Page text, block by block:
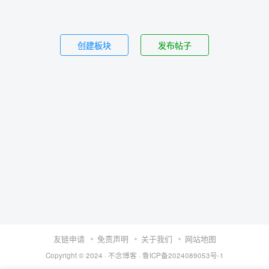
创建板块 发布帖子
友链申请 免责声明 关于我们 网站地图
Copyright © 2024 · 不念博客 · 鲁ICP备2024089053号-1